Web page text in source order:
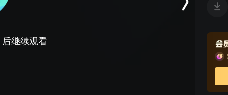
后继续观看
步维
岚岚
的黑
革命
分队
造家